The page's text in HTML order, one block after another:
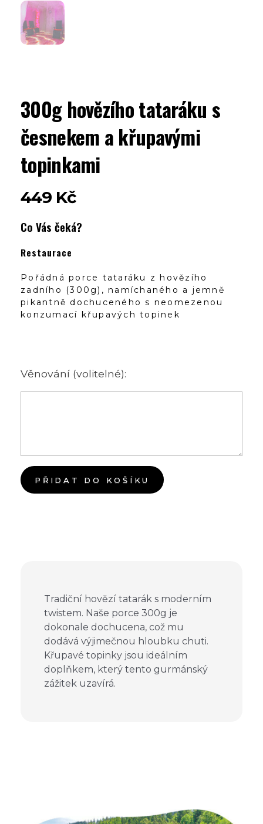
300g hovězího tataráku s
česnekem a křupavými
topinkami
449 Kč
Co Vás čeká?
Restaurace
Pořádná porce tataráku z hovězího
zadního (300g), namíchaného a jemně
pikantně dochuceného s neomezenou
konzumací křupavých topinek
Věnování (volitelné):
PŘIDAT DO KOŠÍKU
Tradiční hovězí tatarák s moderním
twistem. Naše porce 300g je
dokonale dochucena, což mu
dodává výjimečnou hloubku chuti.
Křupavé topinky jsou ideálním
doplňkem, který tento gurmánský
zážitek uzavírá.